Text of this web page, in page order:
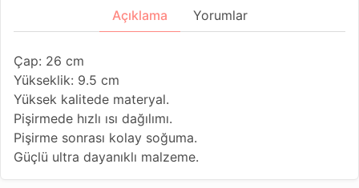
Açıklama Yorumlar
Çap: 26 cm
Yükseklik: 9.5 cm
Yüksek kalitede materyal.
Pişirmede hızlı ısı dağılımı.
Pişirme sonrası kolay soğuma.
Güçlü ultra dayanıklı malzeme.